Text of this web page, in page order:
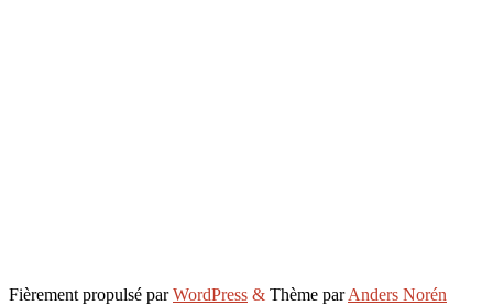
Fièrement propulsé parWordPress & Thème parAnders Norén